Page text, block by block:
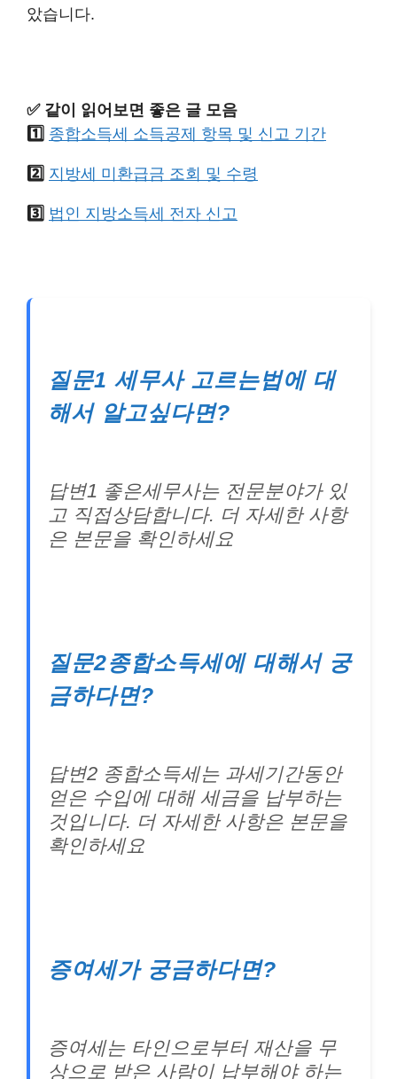
았습니다.
✅ 같이 읽어보면 좋은 글 모음
1️⃣ 종합소득세 소득공제 항목 및 신고 기간
2️⃣ 지방세 미환급금 조회 및 수령
3️⃣ 법인 지방소득세 전자 신고
질문1 세무사 고르는법에 대
해서 알고싶다면?
답변1 좋은세무사는 전문분야가 있
고 직접상담합니다. 더 자세한 사항
은 본문을 확인하세요
질문2종합소득세에 대해서 궁
금하다면?
답변2 종합소득세는 과세기간동안
얻은 수입에 대해 세금을 납부하는
것입니다. 더 자세한 사항은 본문을
확인하세요
증여세가 궁금하다면?
증여세는 타인으로부터 재산을 무
상으로 받은 사람이 납부해야 하는